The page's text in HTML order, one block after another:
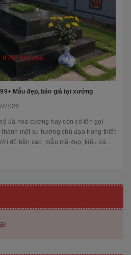
Mẫu đẹp, báo giá tại xưởng
2026
đá hoa cương hay còn có tên gọi
một xu hướng chủ đạo trong thiết
độ bền cao, mẫu mã đẹp, kiểu dáng